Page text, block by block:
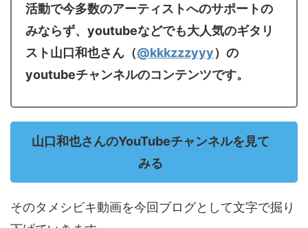
活動で今多数のアーティストへのサポートの
みならず、youtubeなどでも大人気のギタリ
スト山口和也さん（@kkkzzzyyy）の
youtubeチャンネルのコンテンツです。
山口和也さんのYouTubeチャンネルを見て
みる
そのタメシビキ動画を今回ブログとして文字で掘り